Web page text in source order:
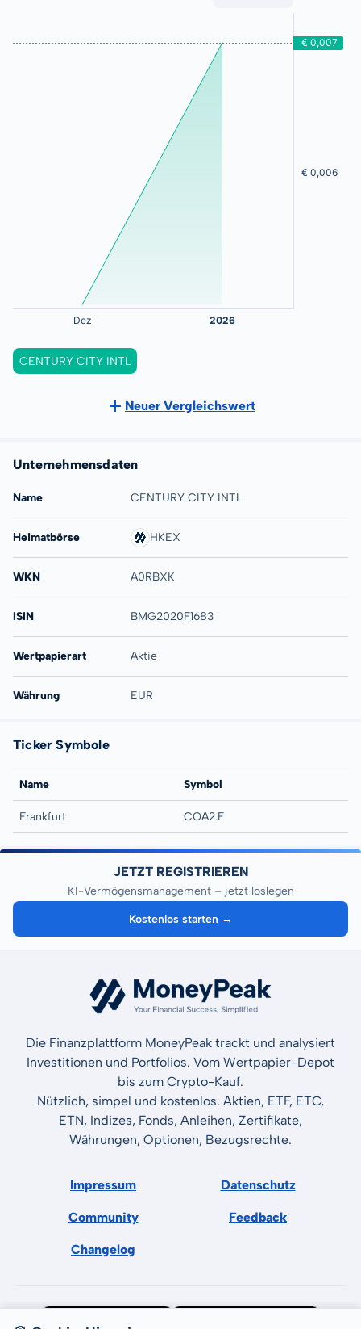
CENTURY CITY INTL
Neuer Vergleichswert
Unternehmensdaten
Name CENTURY CITY INTL
Heimatbörse HKEX
WKN A0RBXK
ISIN BMG2020F1683
Wertpapierart Aktie
Währung EUR
Ticker Symbole
Name Symbol
Frankfurt CQA2.F
JETZT REGISTRIEREN
KI-Vermögensmanagement – jetzt loslegen
Kostenlos starten →
Die Finanzplattform MoneyPeak trackt und analysiert
Investitionen und Portfolios. Vom Wertpapier-Depot
bis zum Crypto-Kauf.
Nützlich, simpel und kostenlos. Aktien, ETF, ETC,
ETN, Indizes, Fonds, Anleihen, Zertifikate,
Währungen, Optionen, Bezugsrechte.
Impressum Datenschutz
Community Feedback
Changelog